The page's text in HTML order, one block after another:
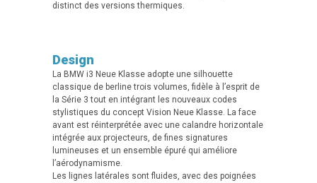
distinct des versions thermiques.
Design
La BMW i3 Neue Klasse adopte une silhouette
classique de berline trois volumes, fidèle à l’esprit de
la Série 3 tout en intégrant les nouveaux codes
stylistiques du concept Vision Neue Klasse. La face
avant est réinterprétée avec une calandre horizontale
intégrée aux projecteurs, de fines signatures
lumineuses et un ensemble épuré qui améliore
l’aérodynamisme.
Les lignes latérales sont fluides, avec des poignées